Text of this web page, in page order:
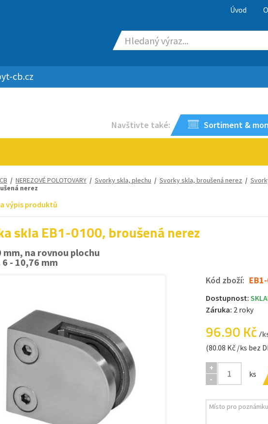
Úvod
cb.cz
Navštivte také: Sortiment &
/ NEREZOVÉ POLOTOVARY/ Svorky skla, plechu / Svorky skla, broušená nerez /
nerez
výpis produktů
skla EB1-0100, broušená nerez
mm, na rovnou plochu
- 10,76 mm
Kód zboží:
Dostupnost:
Záruka: 2 roky
96.90 Kč/
(80.08 Kč /ks bez
+
-
ks